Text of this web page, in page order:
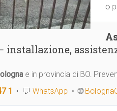
o
installazione,
e in provincia di BO.
1 • 💬 WhatsApp • 🌐